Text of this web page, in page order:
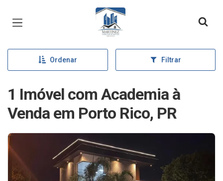
Página inicial
Ordenar Filtrar
1 Imóvel com Academia à
Venda em Porto Rico, PR